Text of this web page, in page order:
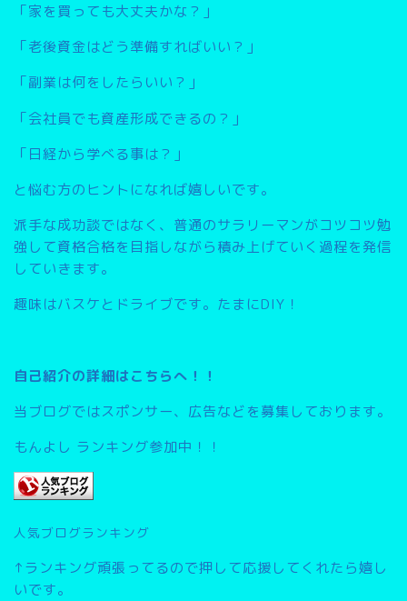
「家を買っても大丈夫かな？」
「老後資金はどう準備すればいい？」
「副業は何をしたらいい？」
「会社員でも資産形成できるの？」
「日経から学べる事は？」
と悩む方のヒントになれば嬉しいです。
派手な成功談ではなく、普通のサラリーマンがコツコツ勉
強して資格合格を目指しながら積み上げていく過程を発信
していきます。
趣味はバスケとドライブです。たまにDIY！
自己紹介の詳細はこちらへ！！
当ブログではスポンサー、広告などを募集しております。
もんよし ランキング参加中！！
人気ブログランキング
↑ランキング頑張ってるので押して応援してくれたら嬉し
いです。